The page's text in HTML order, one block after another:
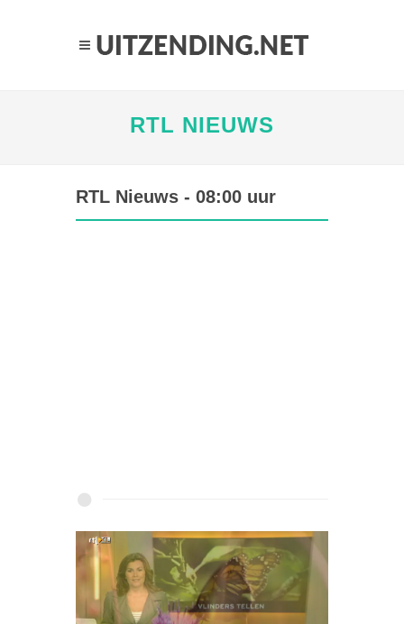
RTL NIEUWS
RTL Nieuws - 08:00 uur